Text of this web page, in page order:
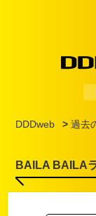
DDDweb >過去
BAILA BAILA